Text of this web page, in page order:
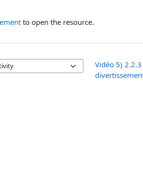
to open the resource.
Vidéo 5)